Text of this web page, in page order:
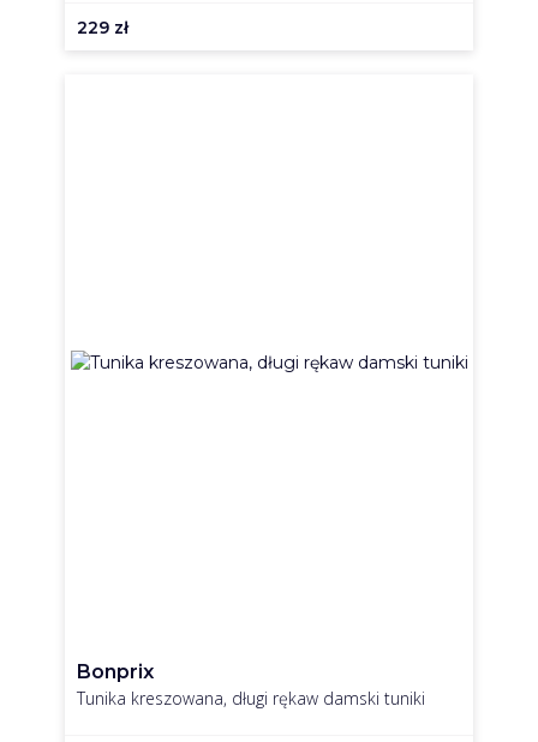
229 zł
Bonprix
Tunika kreszowana, długi rękaw damski tuniki